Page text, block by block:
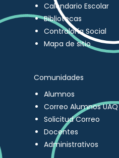
Calendario Escolar
Bibliotecas
Contraloría Social
Mapa de sitio
Comunidades
Alumnos
Correo Alumnos UAQ
Solicitud Correo
Docentes
Administrativos